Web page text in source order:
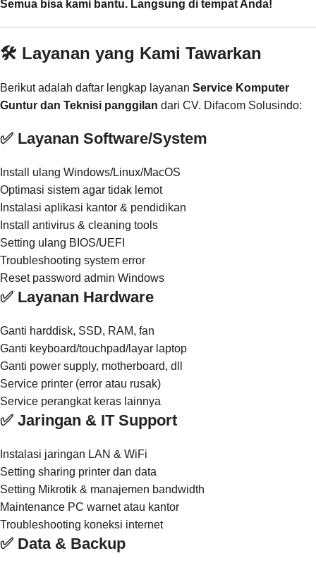
Semua bisa kami bantu. Langsung di tempat Anda!
🛠️ Layanan yang Kami Tawarkan
Berikut adalah daftar lengkap layanan Service Komputer
Guntur dan Teknisi panggilan dari CV. Difacom Solusindo:
✅ Layanan Software/System
Install ulang Windows/Linux/MacOS
Optimasi sistem agar tidak lemot
Instalasi aplikasi kantor & pendidikan
Install antivirus & cleaning tools
Setting ulang BIOS/UEFI
Troubleshooting system error
Reset password admin Windows
✅ Layanan Hardware
Ganti harddisk, SSD, RAM, fan
Ganti keyboard/touchpad/layar laptop
Ganti power supply, motherboard, dll
Service printer (error atau rusak)
Service perangkat keras lainnya
✅ Jaringan & IT Support
Instalasi jaringan LAN & WiFi
Setting sharing printer dan data
Setting Mikrotik & manajemen bandwidth
Maintenance PC warnet atau kantor
Troubleshooting koneksi internet
✅ Data & Backup